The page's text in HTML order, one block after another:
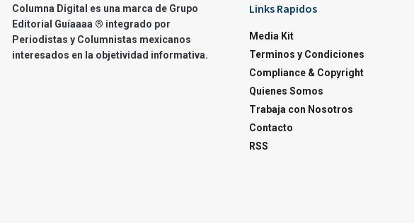
Columna Digital es una marca de Grupo
Editorial Guíaaaa ® integrado por
Periodistas y Columnistas mexicanos
interesados en la objetividad informativa.
Links Rapidos
Media Kit
Terminos y Condiciones
Compliance & Copyright
Quienes Somos
Trabaja con Nosotros
Contacto
RSS